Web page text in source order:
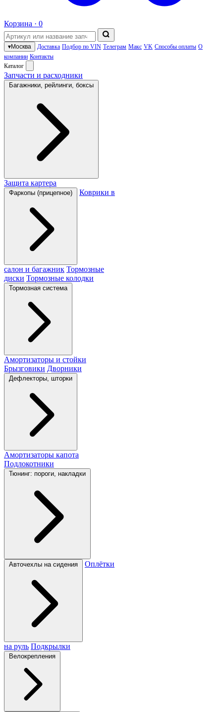
Корзина · 0
▾Москва Доставка Подбор по VIN Телеграм Макс VK Способы оплаты О
компании Контакты
Каталог
Запчасти и расходники
Багажники, рейлинги, боксы
Защита картера
Фаркопы (прицепное) Коврики в
салон и багажник Тормозные
диски Тормозные колодки
Тормозная система
Амортизаторы и стойки
Брызговики Дворники
Дефлекторы, шторки
Амортизаторы капота
Подлокотники
Тюнинг: пороги, накладки
Авточехлы на сидения Оплётки
на руль Подкрылки
Велокрепления